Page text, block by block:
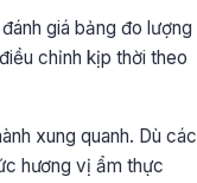
giá bảng đo lượng
chỉnh kịp thời theo
xung quanh. Dù các
hương vị ẩm thực